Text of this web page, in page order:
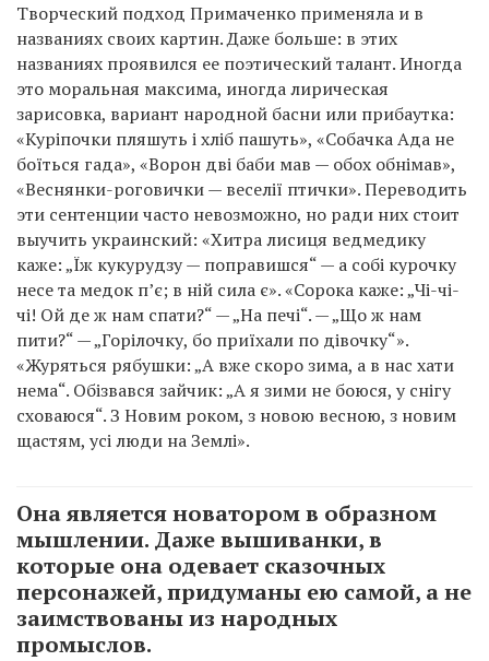
Творческий подход Примаченко применяла и в
названиях своих картин. Даже больше: в этих
названиях проявился ее поэтический талант. Иногда
это моральная максима, иногда лирическая
зарисовка, вариант народной басни или прибаутка:
«Куріпочки пляшуть і хліб пашуть», «Собачка Ада не
боїться гада», «Ворон дві баби мав — обох обнімав»,
«Веснянки-роговички — веселії птички». Переводить
эти сентенции часто невозможно, но ради них стоит
выучить украинский: «Хитра лисиця ведмедику
каже: „Їж кукурудзу — поправишся“ — а собі курочку
несе та медок п’є; в ній сила є». «Сорока каже: „Чі-чі-
чі! Ой де ж нам спати?“ — „На печі“. — „Що ж нам
пити?“ — „Горілочку, бо приїхали по дівочку“».
«Журяться рябушки: „А вже скоро зима, а в нас хати
нема“. Обізвався зайчик: „А я зими не боюся, у снігу
сховаюся“. З Новим роком, з новою весною, з новим
щастям, усі люди на Землі».
Она является новатором в образном
мышлении. Даже вышиванки, в
которые она одевает сказочных
персонажей, придуманы ею самой, а не
заимствованы из народных
промыслов.